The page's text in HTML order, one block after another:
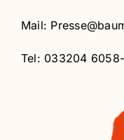
Mail:
Tel: 033204